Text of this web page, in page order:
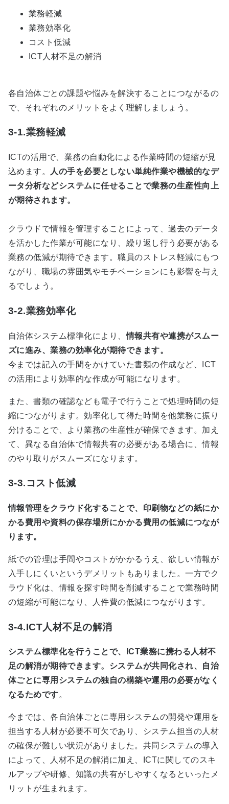
業務軽減
業務効率化
コスト低減
ICT人材不足の解消
各自治体ごとの課題や悩みを解決することにつながるの
で、それぞれのメリットをよく理解しましょう。
3-1.業務軽減
ICTの活用で、業務の自動化による作業時間の短縮が見
込めます。
人の手を必要としない単純作業や機械的なデ
ータ分析などシステムに任せることで業務の生産性向上
が期待されます。
クラウドで情報を管理することによって、過去のデータ
を活かした作業が可能になり、繰り返し行う必要がある
業務の低減が期待できます。職員のストレス軽減にもつ
ながり、職場の雰囲気やモチベーションにも影響を与え
るでしょう。
3-2.業務効率化
自治体システム標準化により、情報共有や連携がスムー
ズに進み、業務の効率化が期待できます。
今までは記入の手間をかけていた書類の作成など、ICT
の活用により効率的な作成が可能になります。
また、書類の確認なども電子で行うことで処理時間の短
縮につながります。効率化して得た時間を他業務に振り
分けることで、より業務の生産性が確保できます。加え
て、異なる自治体で情報共有の必要がある場合に、情報
のやり取りがスムーズになります。
3-3.コスト低減
情報管理をクラウド化することで、印刷物などの紙にか
かる費用や資料の保存場所にかかる費用の低減につなが
ります。
紙での管理は手間やコストがかかるうえ、欲しい情報が
入手しにくいというデメリットもありました。一方でク
ラウド化は、情報を探す時間を削減することで業務時間
の短縮が可能になり、人件費の低減につながります。
3-4.ICT人材不足の解消
システム標準化を行うことで、
ICT業務に携わる人材不
足の解消が期待できます。システムが共同化され、自治
体ごとに専用システムの独自の構築や運用の必要がなく
なるためです。
今までは、各自治体ごとに専用システムの開発や運用を
担当する人材が必要不可欠であり、システム担当の人材
の確保が難しい状況がありました。共同システムの導入
によって、人材不足の解消に加え、ICTに関してのスキ
ルアップや研修、知識の共有がしやすくなるといったメ
リットが生まれます。